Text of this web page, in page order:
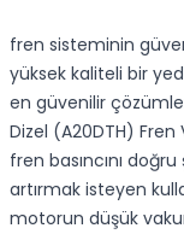
fren sisteminin
yüksek kaliteli bir
en güvenilir
Dizel (A20DTH) Fren
fren basıncını
artırmak isteyen
motorun düşük